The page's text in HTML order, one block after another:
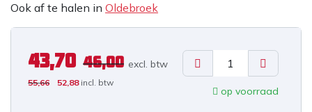
Ook af te halen in Oldebroek
43,70 46,00 excl. btw
55,66 52,88 incl. btw
op voorraad